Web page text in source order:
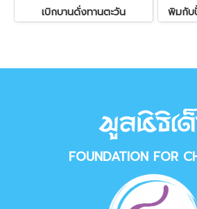
เบิกบานดั่งทานตะวัน พิมกับ
FOUNDATION FOR